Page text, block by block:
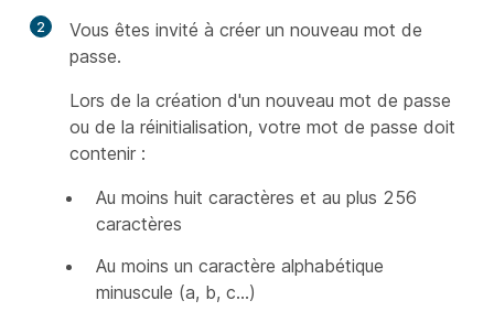
2
Vous êtes invité à créer un nouveau mot de
passe.
Lors de la création d'un nouveau mot de passe
ou de la réinitialisation, votre mot de passe doit
contenir :
Au moins huit caractères et au plus 256
caractères
Au moins un caractère alphabétique
minuscule (a, b, c...)